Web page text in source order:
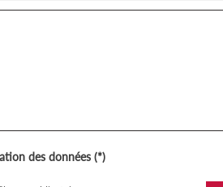
des données (*)